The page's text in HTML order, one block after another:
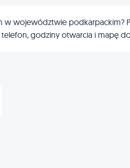
województwie podkarpackim?
godziny otwarcia i mapę